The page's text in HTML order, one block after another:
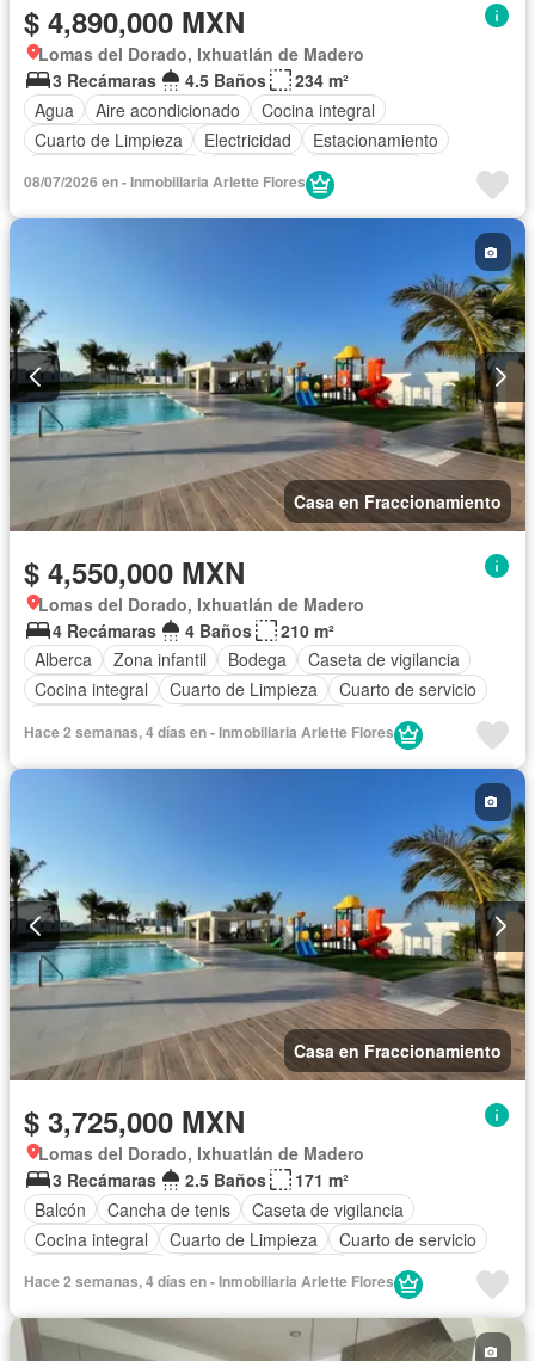
$ 4,890,000 MXN
Lomas del Dorado, Ixhuatlán de Madero
3 Recámaras
4.5 Baños
234 m²
Agua
Aire acondicionado
Cocina integral
Cuarto de Limpieza
Electricidad
Estacionamiento
Sin amueblar
08/07/2026 en - Inmobiliaria Arlette Flores
Casa en Fraccionamiento
$ 4,550,000 MXN
Lomas del Dorado, Ixhuatlán de Madero
4 Recámaras
4 Baños
210 m²
Alberca
Zona infantil Bodega
Caseta de vigilancia
Cocina integral
Cuarto de Limpieza
Cuarto de servicio
Hace 2 semanas, 4 días en - Inmobiliaria Arlette Flores
Casa en Fraccionamiento
$ 3,725,000 MXN
Lomas del Dorado, Ixhuatlán de Madero
3 Recámaras
2.5 Baños
171 m²
Balcón
Cancha de tenis
Caseta de vigilancia
Cocina integral
Cuarto de Limpieza
Cuarto de servicio
Hace 2 semanas, 4 días en - Inmobiliaria Arlette Flores